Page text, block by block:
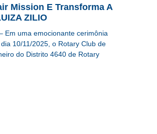
Mission E Transforma A
ZILIO
Em uma emocionante cerimônia
10/11/2025, o Rotary Club de
do Distrito 4640 de Rotary